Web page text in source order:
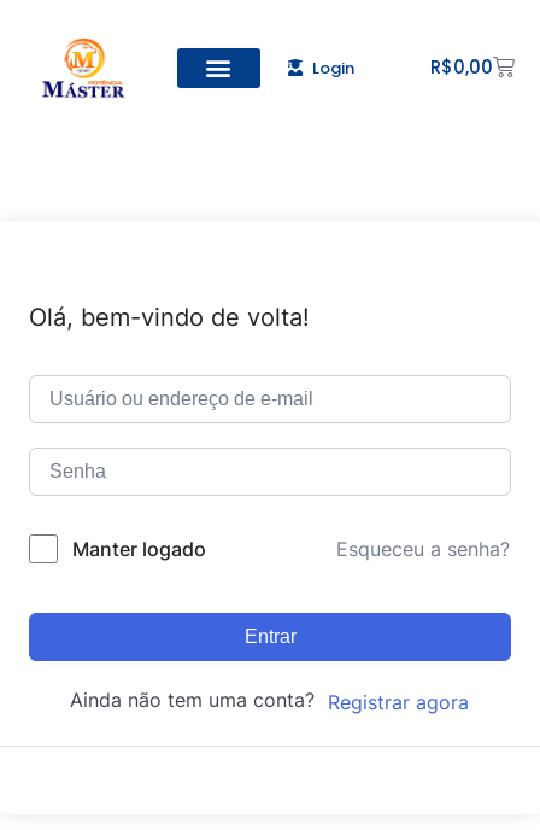
Login R$0,00
Olá, bem-vindo de volta!
Manter logado Esqueceu a senha?
Entrar
Ainda não tem uma conta? Registrar agora